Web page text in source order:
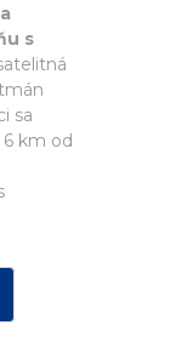
s
sa
6 km od